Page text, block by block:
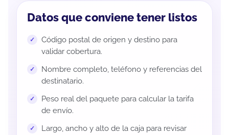
Datos que conviene tener listos
Código postal de origen y destino para
validar cobertura.
Nombre completo, teléfono y referencias del
destinatario.
Peso real del paquete para calcular la tarifa
de envío.
Largo, ancho y alto de la caja para revisar